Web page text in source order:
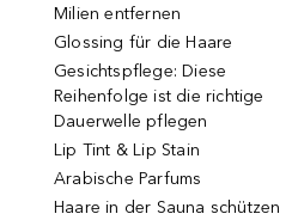
Milien entfernen
Glossing für die Haare
Gesichtspflege: Diese
Reihenfolge ist die richtige
Dauerwelle pflegen
Lip Tint & Lip Stain
Arabische Parfums
Haare in der Sauna schützen